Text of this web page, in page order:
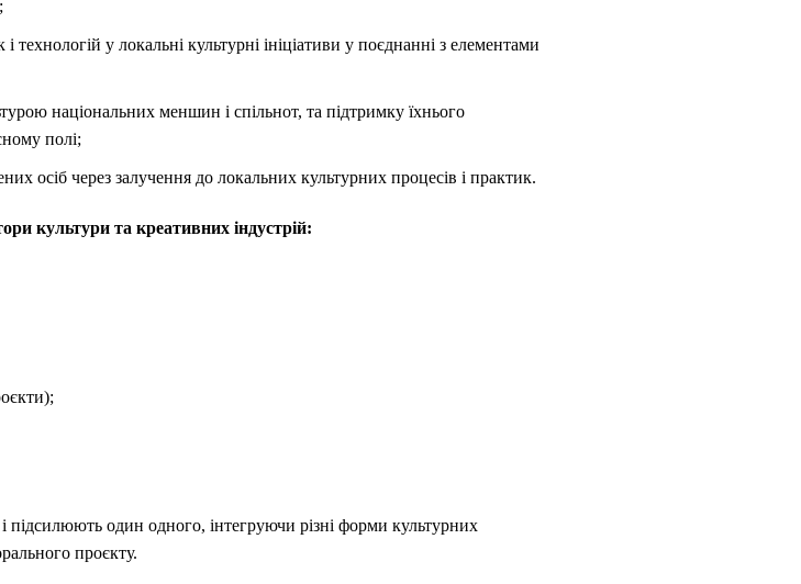
технологій у локальні культурні ініціативи у поєднанні з елементами
національних меншин і спільнот, та підтримку їхнього
полі;
осіб через залучення до локальних культурних процесів і практик.
культури та креативних індустрій:
один одного, інтегруючи різні форми культурних
проєкту.